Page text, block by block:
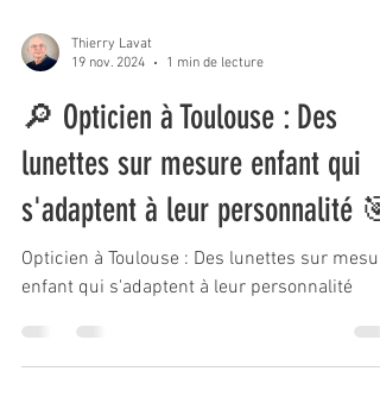
Thierry Lavat
19 nov. 2024
1 min de lecture
🔎 Opticien à Toulouse : Des
lunettes sur mesure enfant qui
s'adaptent à leur personnalité 🎯
Opticien à Toulouse : Des lunettes sur
enfant qui s'adaptent à leur personnalité